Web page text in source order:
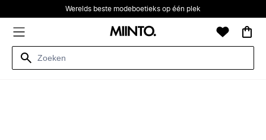
Werelds beste modeboetieks op één plek